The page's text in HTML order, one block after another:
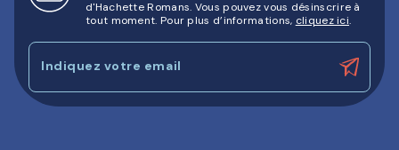
d'Hachette Romans. Vous pouvez vous désinscrire à
tout moment. Pour plus d’informations, cliquez ici.
Indiquez votre email